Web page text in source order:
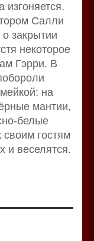
изгоняется.
Салли
закрытии
некоторое
Гэрри. В
на
мантии,
белые
гостям
и веселятся.